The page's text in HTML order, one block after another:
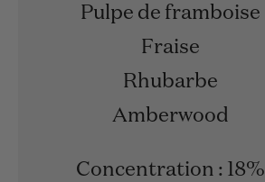
Pulpe de framboise
Fraise
Rhubarbe
Amberwood
Concentration : 18%